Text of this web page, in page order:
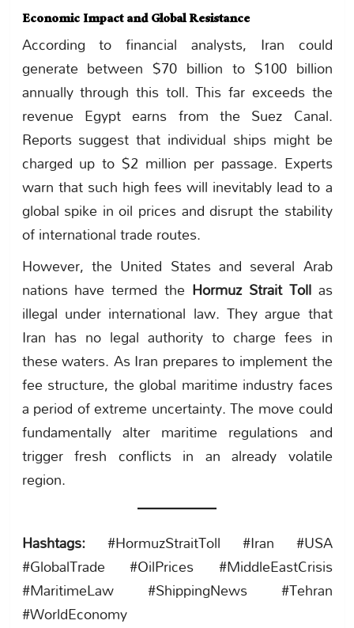
Economic Impact and Global Resistance
According to financial analysts, Iran could
generate between $70 billion to $100 billion
annually through this toll. This far exceeds the
revenue Egypt earns from the Suez Canal.
Reports suggest that individual ships might be
charged up to $2 million per passage. Experts
warn that such high fees will inevitably lead to a
global spike in oil prices and disrupt the stability
of international trade routes.
However, the United States and several Arab
nations have termed the Hormuz Strait Tollas
illegal under international law. They argue that
Iran has no legal authority to charge fees in
these waters. As Iran prepares to implement the
fee structure, the global maritime industry faces
a period of extreme uncertainty. The move could
fundamentally alter maritime regulations and
trigger fresh conflicts in an already volatile
region.
Hashtags:#HormuzStraitToll #Iran #USA
#GlobalTrade #OilPrices #MiddleEastCrisis
#MaritimeLaw #ShippingNews #Tehran
#WorldEconomy